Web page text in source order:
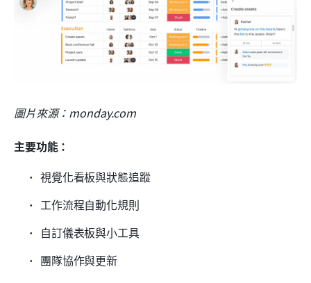
圖片來源：monday.com
主要功能：
視覺化看板與狀態追蹤
工作流程自動化規則
自訂儀表板與小工具
團隊協作與更新